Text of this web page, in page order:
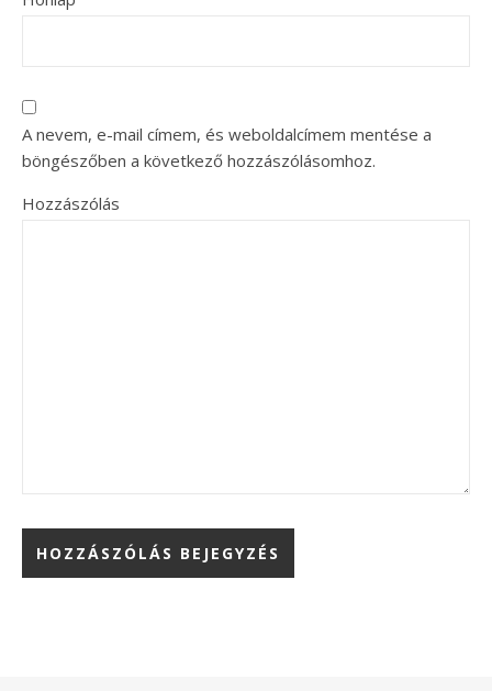
A nevem, e-mail címem, és weboldalcímem mentése a
böngészőben a következő hozzászólásomhoz.
Hozzászólás